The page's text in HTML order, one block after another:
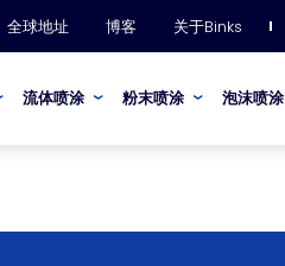
全球地址 博客 关于Binks
流体喷涂 粉末喷涂 泡沫喷涂